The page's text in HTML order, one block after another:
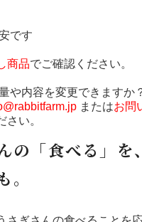
です
商品でご確認ください。
や内容を変更できますか
またはお問
さい。
の「食べる」を、
。